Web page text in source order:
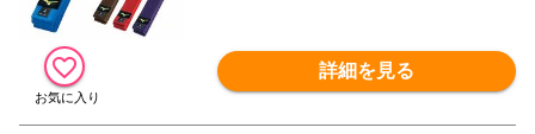
詳細を見る